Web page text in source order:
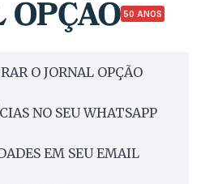
50 ANOS
O JORNAL OPÇÃO
NO SEU WHATSAPP
EM SEU EMAIL